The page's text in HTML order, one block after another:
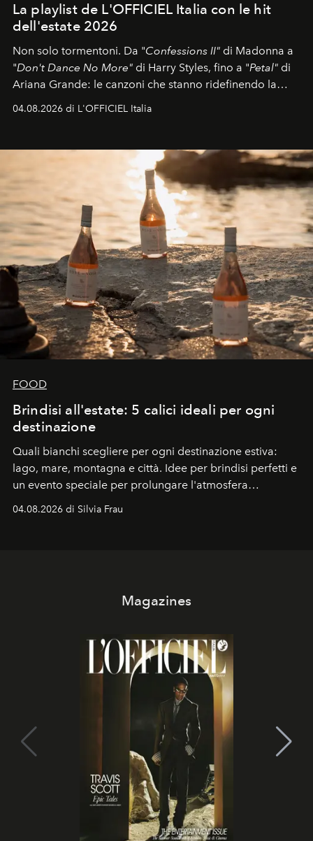
La playlist de L'OFFICIEL Italia con le hit
dell'estate 2026
Non solo tormentoni. Da "Confessions II" di Madonna a
"Don't Dance No More" di Harry Styles, fino a "Petal" di
Ariana Grande: le canzoni che stanno ridefinendo la
colonna sonora della stagione.
04.08.2026 di L'OFFICIEL Italia
FOOD
Brindisi all'estate: 5 calici ideali per ogni
destinazione
Quali bianchi scegliere per ogni destinazione estiva:
lago, mare, montagna e città. Idee per brindisi perfetti e
un evento speciale per prolungare l'atmosfera
04.08.2026 di Silvia Frau
Magazines